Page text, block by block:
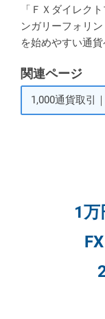
「ＦＸダイレク
ンガリーフォリ
を始めやすい通
関連ページ
1,000通貨取引
1万